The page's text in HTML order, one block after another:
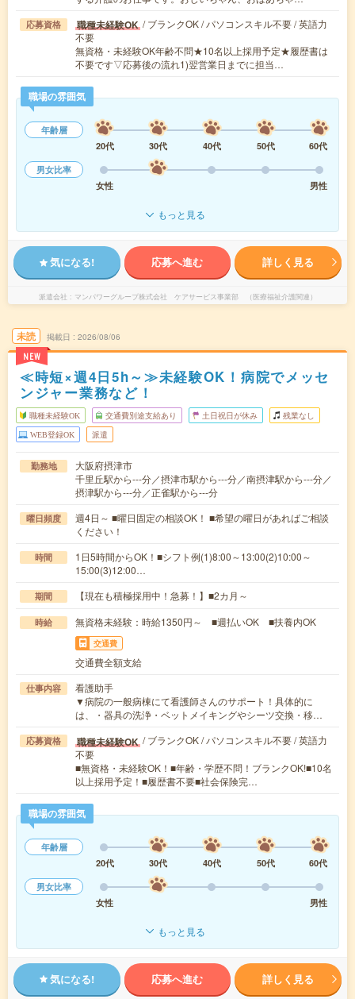
応募資格 職種未経験OK / ブランクOK / パソコンスキル不要 / 英語力
不要
無資格・未経験OK年齢不問★10名以上採用予定★履歴書は
不要です▽応募後の流れ1)翌営業日までに担当…
職場の雰囲気
年齢層
20代
30代 40代 50代
60代
男女比率
女性
男性
もっと見る
気になる! 応募へ進む 詳しく見る
派遣会社 マンパワーグループ株式会社 ケアサービス事業部 （医療福祉介護関連）
未読
NEW
掲載日 2026/08/06
≪時短×週4日5h～≫未経験OK！病院でメッセ
ンジャー業務など！
職種未経験OK 交通費別途支給あり 土日祝日が休み 残業なし
WEB登録OK 派遣
勤務地
大阪府摂津市
千里丘駅から---分／摂津市駅から---分／南摂津駅から---分／
摂津駅から---分／正雀駅から---分
曜日頻度
週4日～ ■曜日固定の相談OK！ ■希望の曜日があればご相談
ください！
時間
1日5時間からOK！■シフト例(1)8:00～13:00(2)10:00～
15:00(3)12:00…
期間 【現在も積極採用中！急募！】■2カ月～
時給 無資格未経験：時給1350円～ ■週払いOK ■扶養内OK
交通費
交通費全額支給
仕事内容
看護助手
▼病院の一般病棟にて看護師さんのサポート！具体的に
は、・器具の洗浄・ベットメイキングやシーツ交換・移…
応募資格 職種未経験OK / ブランクOK / パソコンスキル不要 / 英語力
不要
■無資格・未経験OK！■年齢・学歴不問！ブランクOK!■10名
以上採用予定！■履歴書不要■社会保険完…
職場の雰囲気
年齢層
20代
30代 40代 50代
60代
男女比率
女性
男性
もっと見る
気になる! 応募へ進む 詳しく見る